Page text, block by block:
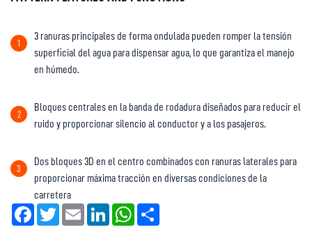
1
3 ranuras principales de forma ondulada pueden romper la tensión
superficial del agua para dispensar agua, lo que garantiza el manejo
en húmedo.
2
Bloques centrales en la banda de rodadura diseñados para reducir el
ruido y proporcionar silencio al conductor y a los pasajeros.
3
Dos bloques 3D en el centro combinados con ranuras laterales para
proporcionar máxima tracción en diversas condiciones de la
carretera
FacebookTwitter Email LinkedInWhatsApp